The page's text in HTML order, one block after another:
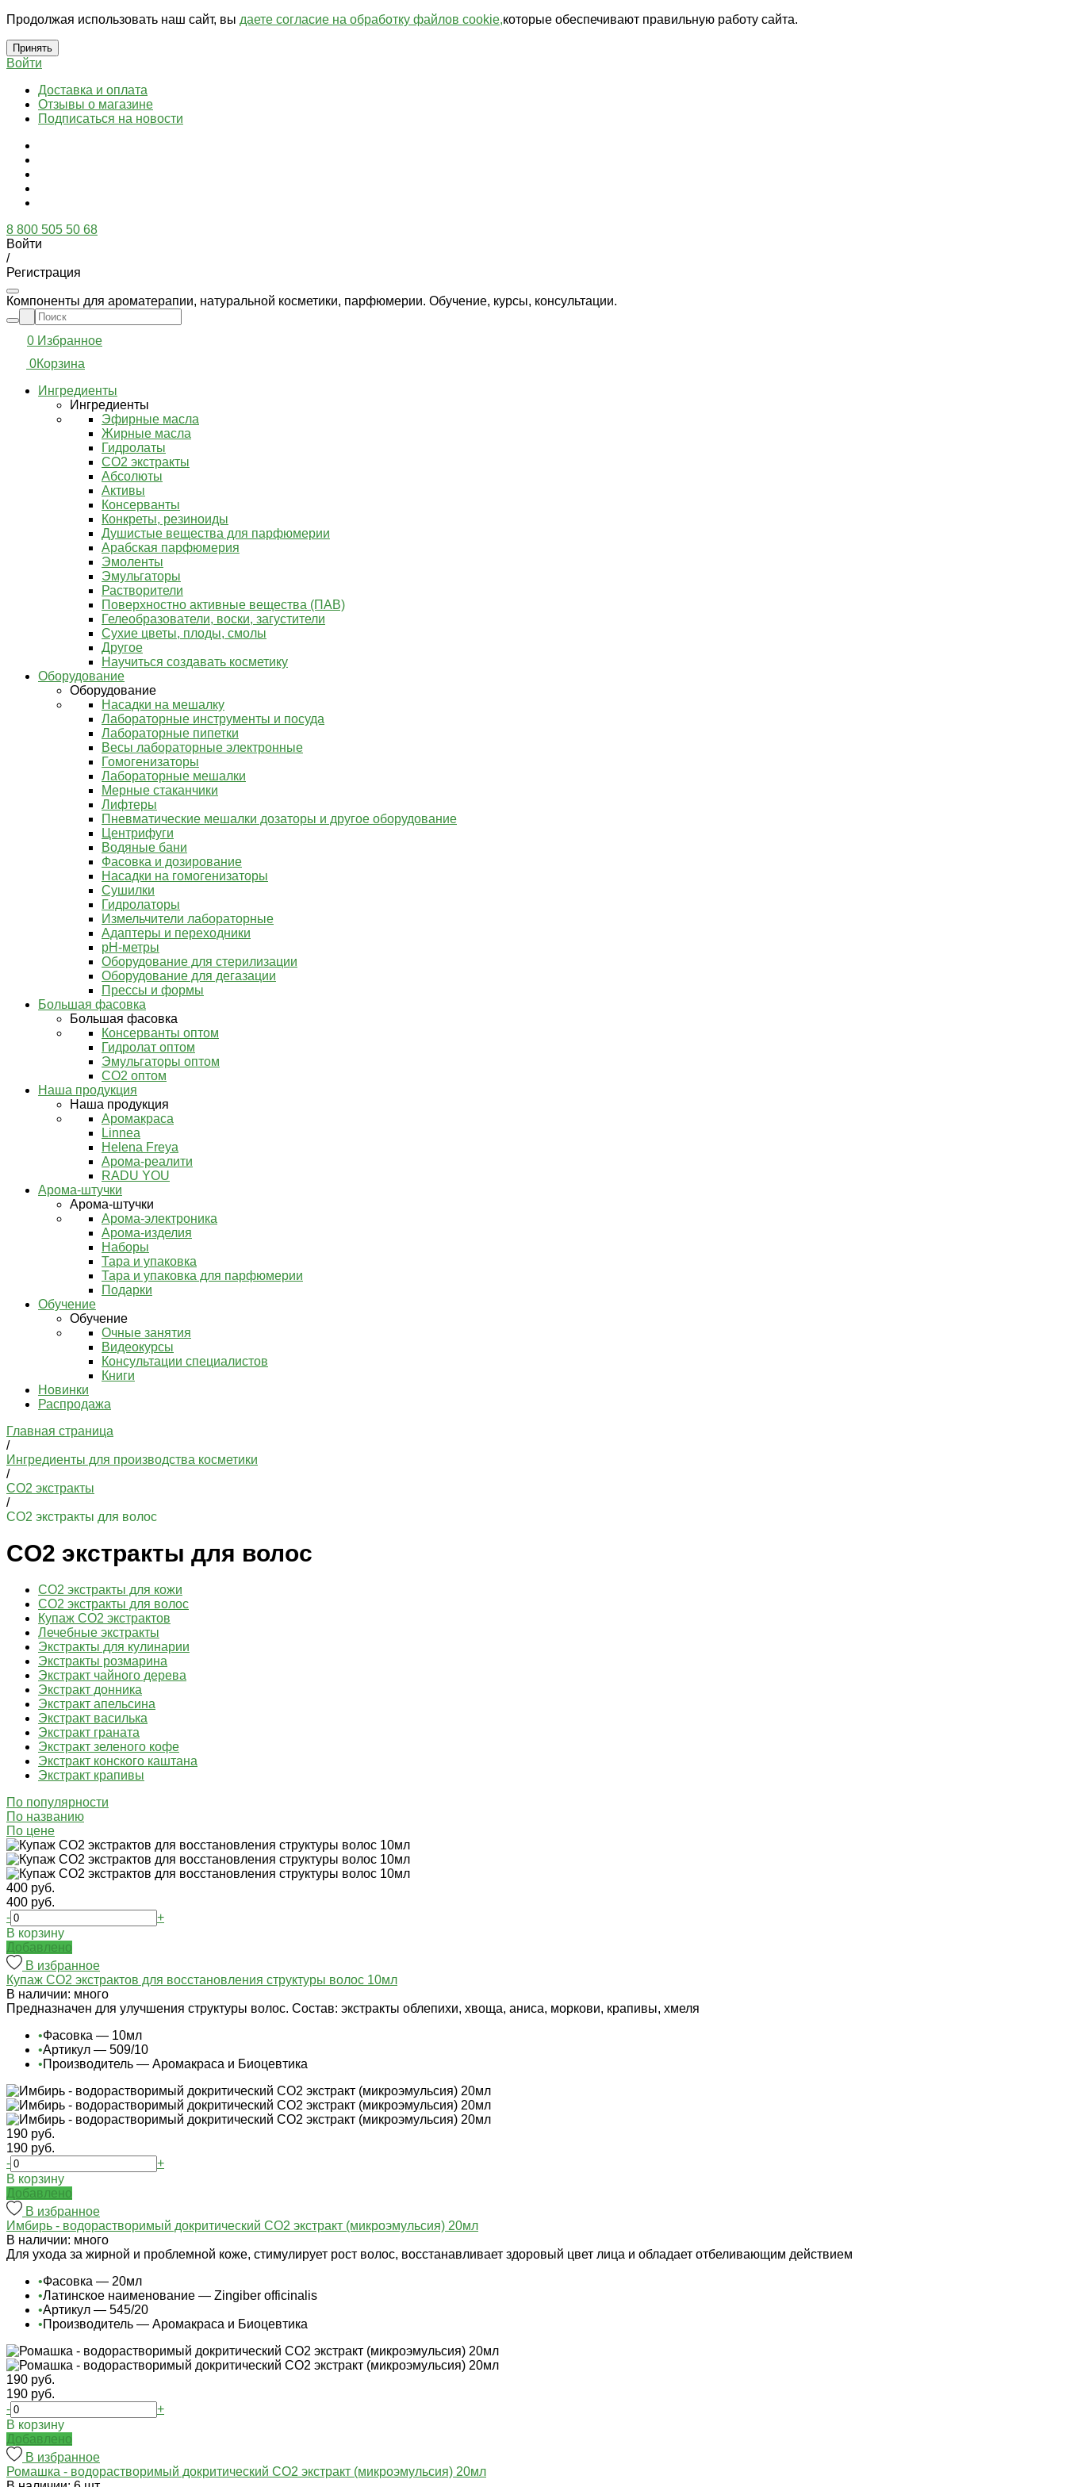
Продолжая использовать наш сайт, вы даете согласие на обработку файлов cookie,которые обеспечивают правильную работу сайта.
Принять
Войти
Доставка и оплата
Отзывы о магазине
Подписаться на новости
8 800 505 50 68
Войти
/
Регистрация
Компоненты для ароматерапии, натуральной косметики, парфюмерии. Обучение, курсы, консультации.
0 Избранное
0Корзина
Ингредиенты
Ингредиенты
Эфирные масла
Жирные масла
Гидролаты
СО2 экстракты
Абсолюты
Активы
Консерванты
Конкреты, резиноиды
Душистые вещества для парфюмерии
Арабская парфюмерия
Эмоленты
Эмульгаторы
Растворители
Поверхностно активные вещества (ПАВ)
Гелеобразователи, воски, загустители
Сухие цветы, плоды, смолы
Другое
Научиться создавать косметику
Оборудование
Оборудование
Насадки на мешалку
Лабораторные инструменты и посуда
Лабораторные пипетки
Весы лабораторные электронные
Гомогенизаторы
Лабораторные мешалки
Мерные стаканчики
Лифтеры
Пневматические мешалки дозаторы и другое оборудование
Центрифуги
Водяные бани
Фасовка и дозирование
Насадки на гомогенизаторы
Сушилки
Гидролаторы
Измельчители лабораторные
Адаптеры и переходники
pH-метры
Оборудование для стерилизации
Оборудование для дегазации
Прессы и формы
Большая фасовка
Большая фасовка
Консерванты оптом
Гидролат оптом
Эмульгаторы оптом
СО2 оптом
Наша продукция
Наша продукция
Аромакраса
Linnea
Helena Freya
Арома-реалити
RADU YOU
Арома-штучки
Арома-штучки
Арома-электроника
Арома-изделия
Наборы
Тара и упаковка
Тара и упаковка для парфюмерии
Подарки
Обучение
Обучение
Очные занятия
Видеокурсы
Консультации специалистов
Книги
Новинки
Распродажа
Главная страница
/
Ингредиенты для производства косметики
/
СО2 экстракты
/
CO2 экстракты для волос
CO2 экстракты для волос
CO2 экстракты для кожи
CO2 экстракты для волос
Купаж CO2 экстрактов
Лечебные экстракты
Экстракты для кулинарии
Экстракты розмарина
Экстракт чайного дерева
Экстракт донника
Экстракт апельсина
Экстракт василька
Экстракт граната
Экстракт зеленого кофе
Экстракт конского каштана
Экстракт крапивы
По популярности
По названию
По цене
400 руб.
400 руб.
-
+
В корзину
Добавлено
В избранное
Купаж СО2 экстрактов для восстановления структуры волос 10мл
В наличии: много
Предназначен для улучшения структуры волос. Состав: экстракты облепихи, хвоща, аниса, моркови, крапивы, хмеля
•Фасовка — 10мл
•Артикул — 509/10
•Производитель — Аромакраса и Биоцевтика
190 руб.
190 руб.
-
+
В корзину
Добавлено
В избранное
Имбирь - водорастворимый докритический СО2 экстракт (микроэмульсия) 20мл
В наличии: много
Для ухода за жирной и проблемной коже, стимулирует рост волос, восстанавливает здоровый цвет лица и обладает отбеливающим действием
•Фасовка — 20мл
•Латинское наименование — Zingiber officinalis
•Артикул — 545/20
•Производитель — Аромакраса и Биоцевтика
190 руб.
190 руб.
-
+
В корзину
Добавлено
В избранное
Ромашка - водорастворимый докритический СО2 экстракт (микроэмульсия) 20мл